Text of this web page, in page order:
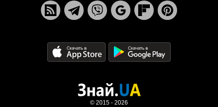
© 2015 - 2026